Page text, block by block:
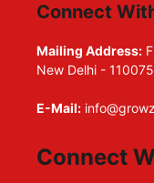
Connect
Mailing Address:
New Delhi -
E-Mail:
Connect